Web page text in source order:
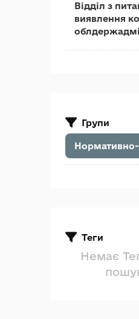
Відділ з
виявлення
Групи
Теги
Немає